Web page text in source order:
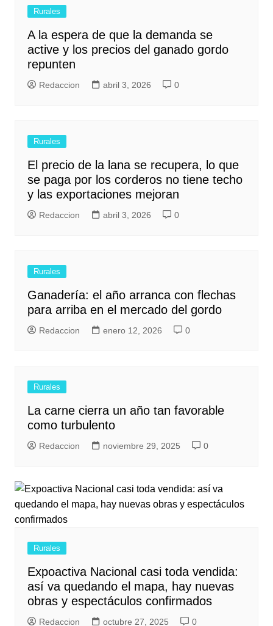
Rurales
A la espera de que la demanda se
active y los precios del ganado gordo
repunten
Redaccion abril 3, 2026 0
Rurales
El precio de la lana se recupera, lo que
se paga por los corderos no tiene techo
y las exportaciones mejoran
Redaccion abril 3, 2026 0
Rurales
Ganadería: el año arranca con flechas
para arriba en el mercado del gordo
Redaccion enero 12, 2026 0
Rurales
La carne cierra un año tan favorable
como turbulento
Redaccion noviembre 29, 2025 0
Rurales
Expoactiva Nacional casi toda vendida:
así va quedando el mapa, hay nuevas
obras y espectáculos confirmados
Redaccion octubre 27, 2025 0